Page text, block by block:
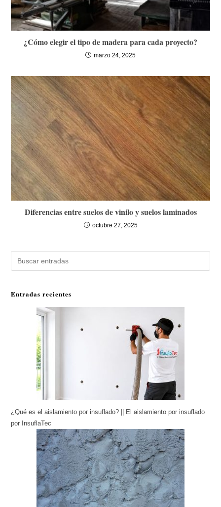
¿Cómo elegir el tipo de madera para cada proyecto?
marzo 24, 2025
Diferencias entre suelos de vinilo y suelos laminados
octubre 27, 2025
Buscar
Entradas recientes
¿Qué es el aislamiento por insuflado? || El aislamiento por insuflado
por InsuflaTec